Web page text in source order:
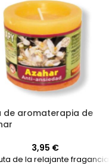
de aromaterapia de
3,95 €
de la relajante fragancia